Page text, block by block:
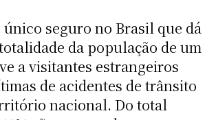
único seguro no Brasil que dá
da população de um
a visitantes estrangeiros
de acidentes de trânsito
nacional. Do total